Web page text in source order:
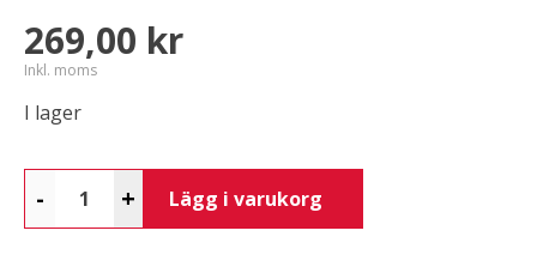
269,00 kr
Inkl. moms
I lager
- + Lägg i varukorg